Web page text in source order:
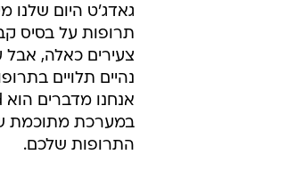
גאדג'ט היום שלנו
תרופות על בסיס
צעירים כאלה, אבל
נהיים תלויים
במערכת מתוכמת
התרופות שלכם.